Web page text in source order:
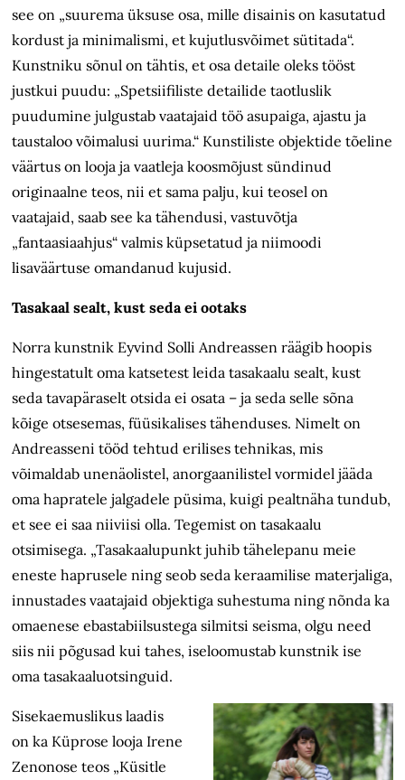
see on „suurema üksuse osa, mille disainis on kasutatud
kordust ja minimalismi, et kujutlusvõimet sütitada“.
Kunstniku sõnul on tähtis, et osa detaile oleks tööst
justkui puudu: „Spetsiifiliste detailide taotluslik
puudumine julgustab vaatajaid töö asupaiga, ajastu ja
taustaloo võimalusi uurima.“ Kunstiliste objektide tõeline
väärtus on looja ja vaatleja koosmõjust sündinud
originaalne teos, nii et sama palju, kui teosel on
vaatajaid, saab see ka tähendusi, vastu­võtja
„fantaasiaahjus“ valmis küpsetatud ja niimoodi
lisaväärtuse omandanud kujusid.
Tasakaal sealt, kust seda ei ootaks
Norra kunstnik Eyvind Solli Andreassen räägib hoopis
hingestatult oma katsetest leida tasakaalu sealt, kust
seda tavapäraselt otsida ei osata – ja seda selle sõna
kõige otsesemas, füüsikalises tähenduses. Nimelt on
Andreasseni tööd tehtud erilises tehnikas, mis
võimaldab unenäolistel, anorgaanilistel vormidel jääda
oma hapratele jalgadele püsima, kuigi pealtnäha tundub,
et see ei saa niiviisi olla. Tegemist on tasakaalu
otsimisega. „Tasakaalupunkt juhib tähelepanu meie
eneste haprusele ning seob seda keraamilise materjaliga,
innustades vaatajaid objektiga suhestuma ning nõnda ka
omaenese ebastabiilsustega silmitsi seisma, olgu need
siis nii põgusad kui tahes, iseloomustab kunstnik ise
oma tasakaaluotsinguid.
Sisekaemuslikus laadis
on ka Küprose looja Irene
Zenonose teos „Küsitle